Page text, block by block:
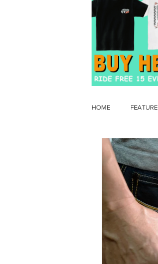
HOME FEATURE
OLD TIMER